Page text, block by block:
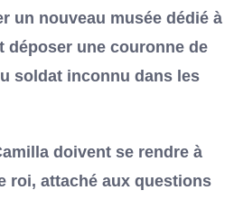
un nouveau musée dédié à
déposer une couronne de
soldat inconnu dans les
doivent se rendre à
roi, attaché aux questions